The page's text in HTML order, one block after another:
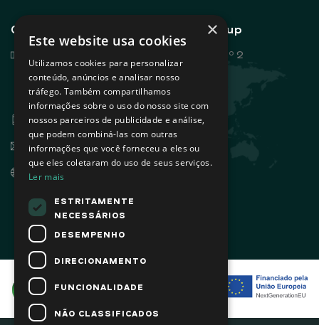
Contactos gerais - Sovena Group
Rua Dr. António Loureiro Borges, nº 2
Edifício Arquiparque 2, 3º andar
1495-131 Algés - Portugal
+351 21 412 93 00
info@sovena.pt
www.sovenagroup.com
×
Este website usa cookies
Utilizamos cookies para personalizar
conteúdo, anúncios e analisar nosso
tráfego. Também compartilhamos
informações sobre o uso do nosso site com
nossos parceiros de publicidade e análise,
que podem combiná-las com outras
informações que você forneceu a eles ou
que eles coletaram do uso de seus serviços.
Ler mais
ESTRITAMENTE
NECESSÁRIOS
DESEMPENHO
DIRECIONAMENTO
FUNCIONALIDADE
NÃO CLASSIFICADOS